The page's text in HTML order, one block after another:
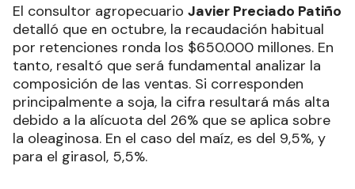
El consultor agropecuario Javier Preciado Patiño
detalló que en octubre, la recaudación habitual
por retenciones ronda los $650.000 millones. En
tanto, resaltó que será fundamental analizar la
composición de las ventas. Si corresponden
principalmente a soja, la cifra resultará más alta
debido a la alícuota del 26% que se aplica sobre
la oleaginosa. En el caso del maíz, es del 9,5%, y
para el girasol, 5,5%.